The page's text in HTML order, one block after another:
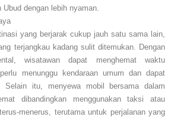
dengan lebih nyaman.
yang berjarak cukup jauh satu sama lain,
terjangkau kadang sulit ditemukan. Dengan
wisatawan dapat menghemat waktu
menunggu kendaraan umum dan dapat
Selain itu, menyewa mobil bersama dalam
dibandingkan menggunakan taksi atau
menerus, terutama untuk perjalanan yang